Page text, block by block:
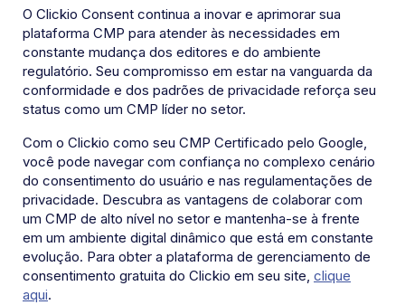
O Clickio Consent continua a inovar e aprimorar sua
plataforma CMP para atender às necessidades em
constante mudança dos editores e do ambiente
regulatório. Seu compromisso em estar na vanguarda da
conformidade e dos padrões de privacidade reforça seu
status como um CMP líder no setor.
Com o Clickio como seu CMP Certificado pelo Google,
você pode navegar com confiança no complexo cenário
do consentimento do usuário e nas regulamentações de
privacidade. Descubra as vantagens de colaborar com
um CMP de alto nível no setor e mantenha-se à frente
em um ambiente digital dinâmico que está em constante
evolução. Para obter a plataforma de gerenciamento de
consentimento gratuita do Clickio em seu site, clique
aqui.